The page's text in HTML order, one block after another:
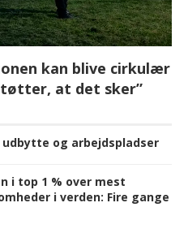
kan blive cirkulær
at det sker”
og arbejdspladser
i top 1 % over mest
i verden: Fire gange